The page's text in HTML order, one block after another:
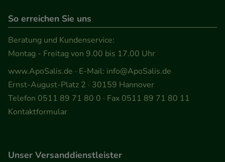
So erreichen Sie uns
Beratung und Kundenservice:
Montag - Freitag von 9.00 bis 17.00 Uhr
www.ApoSalis.de · E-Mail: info@ApoSalis.de
Ernst-August-Platz 2 · 30159 Hannover
Telefon 0511 89 71 80 0 · Fax 0511 89 71 80 11
Kontaktformular
Unser Versanddienstleister